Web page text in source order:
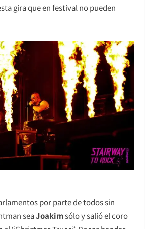
gira que en festival no pueden
por parte de todos sin
seaJoakimsólo y salió el coro